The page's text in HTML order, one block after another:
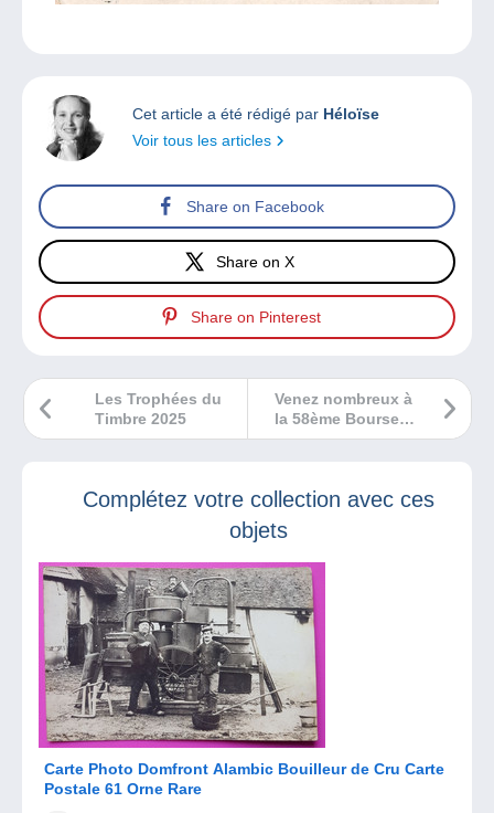
Cet article a été rédigé par Héloïse
Voir tous les articles
Share on Facebook
Share on X
Share on Pinterest
Venez nombreux à
la 58ème Bourse
aux monnaies de
Les Trophées du
Timbre 2025
Complétez votre collection avec ces
objets
Carte Photo Domfront Alambic Bouilleur de Cru Carte
Postale 61 Orne Rare